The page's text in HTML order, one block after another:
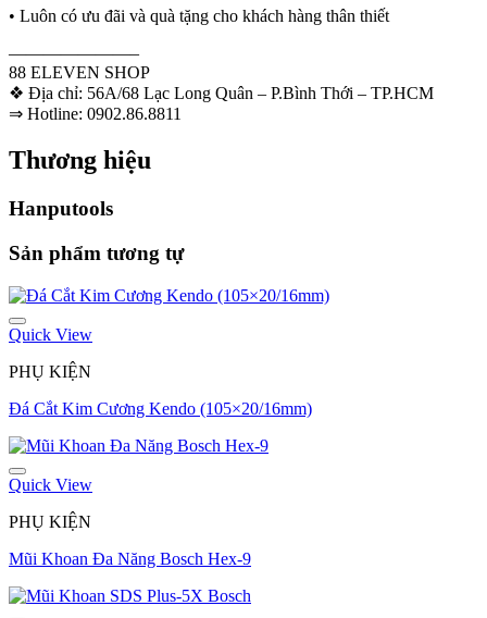
• Luôn có ưu đãi và quà tặng cho khách hàng thân thiết
———————–
88 ELEVEN SHOP
❖ Địa chỉ: 56A/68 Lạc Long Quân – P.Bình Thới – TP.HCM
⇒ Hotline: 0902.86.8811
Thương hiệu
Hanputools
Sản phẩm tương tự
Quick View
PHỤ KIỆN
Đá Cắt Kim Cương Kendo (105×20/16mm)
Quick View
PHỤ KIỆN
Mũi Khoan Đa Năng Bosch Hex-9